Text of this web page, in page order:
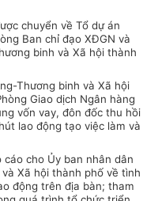
chuyển về Tổ dự án
Ban chỉ đạo XĐGN và
binh và Xã hội thành
Thương binh và Xã hội
Giao dịch Ngân hàng
vốn vay, đôn đốc thu hồi
lao động tạo việc làm và
cho Ủy ban nhân dân
Xã hội thành phố về tình
động trên địa bàn; tham